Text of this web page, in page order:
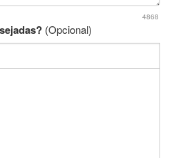
4868
(Opcional)